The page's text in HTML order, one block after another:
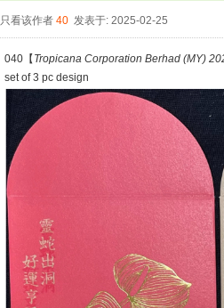
只看该作者 40 发表于: 2025-02-25
040【 Tropicana Corporation Berhad (MY)
set of 3 pc design